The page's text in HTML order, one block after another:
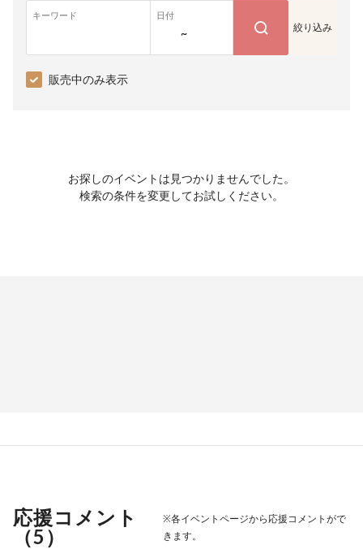
キーワード 日付
~ 絞り込み
販売中のみ表示
お探しのイベントは見つかりませんでした。
検索の条件を変更してお試しください。
応援コメント
（5 ）
※各イベントページから応援コメントがで
きます。